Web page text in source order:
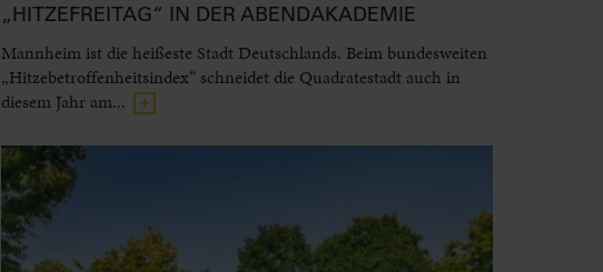
„HITZEFREITAG“ IN DER ABENDAKADEMIE
Mannheim ist die heißeste Stadt Deutschlands. Beim bundesweiten
„Hitzebetroffenheitsindex“ schneidet die Quadratestadt auch in
diesem Jahr am...